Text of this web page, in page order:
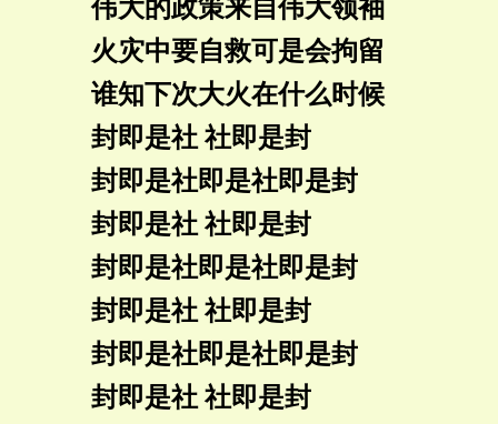
伟大的政策来自伟大领袖
火灾中要自救可是会拘留
谁知下次大火在什么时候
封即是社 社即是封
封即是社即是社即是封
封即是社 社即是封
封即是社即是社即是封
封即是社 社即是封
封即是社即是社即是封
封即是社 社即是封